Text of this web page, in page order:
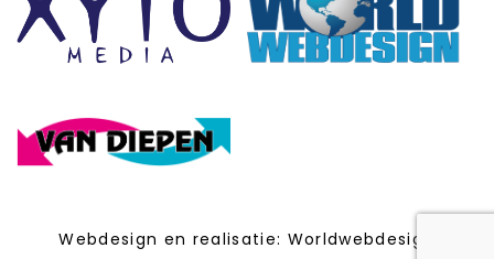
Webdesign en realisatie: Worldwebdesign